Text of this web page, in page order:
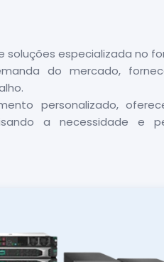
soluções especializada no
do mercado,
personalizado,
a necessidade e